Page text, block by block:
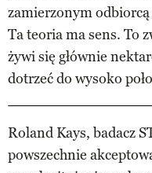
zamierzonym
Ta teoria ma sens. To
żywi się głównie
dotrzeć do wysoko
Roland Kays, badacz
powszechnie